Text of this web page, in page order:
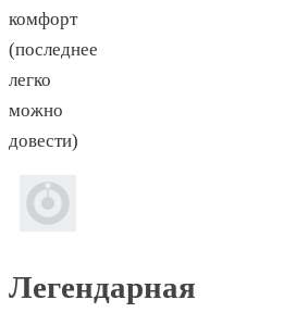
комфорт
(последнее
легко
можно
довести)
Легендарная